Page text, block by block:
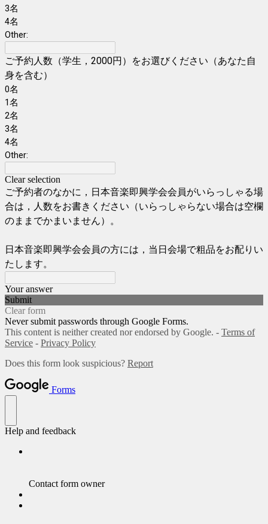
3名
4名
Other:
ご予約人数（学生，2000円）をお選びください（あなた自
身を含む）
0名
1名
2名
3名
4名
Other:
Clear selection
ご予約者のなかに，日本音楽即興学会会員がいらっしゃる場
合は，人数をお書きください（いらっしゃらない場合は空欄
のままでかまいません）。
日本音楽即興学会会員の方には，当日会場で粗品をお配りい
たします。
Your answer
Submit
Clear form
Never submit passwords through Google Forms.
This content is neither created nor endorsed by Google. - Terms of
Service - Privacy Policy
Does this form look suspicious? Report
Forms
Help and feedback
Contact form owner